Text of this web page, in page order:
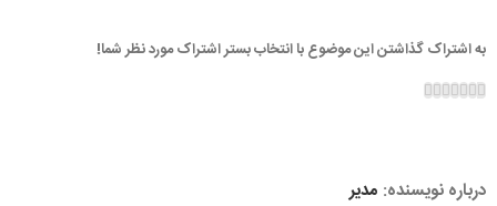
–
ساخت
به اشتراک گذاشتن این موضوع با انتخاب بستر اشتراک مورد نظر شما!
Facebook
Twitter
LinkedIn
Reddit
Google+
Pinterest
Vk
درباره نویسنده:مدیر